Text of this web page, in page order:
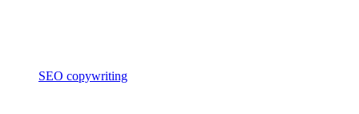
SEO copywriting